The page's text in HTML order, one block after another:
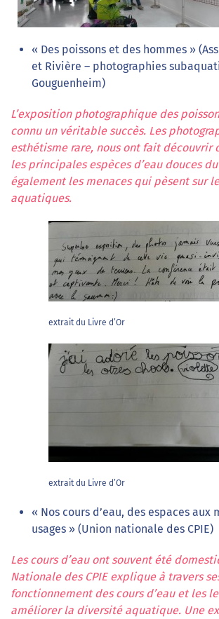
« Des poissons et des hommes »
et Rivière – photographies
Gouguenheim)
L’exposition photographique des
connu un véritable succès. Les
esthétisme rare, nous ont fait découvrir
les principales espèces d’eau douces
également les menaces qui pèsent sur
aquatiques.
extrait du Livre d’Or
extrait du Livre d’Or
« Nos cours d’eau, des espaces aux
usages » (Union nationale des CPIE)
Les cours d’eau ont souvent été
Nationale des CPIE explique à travers
fonctionnement des cours d’eau et les
améliorer la diversité aquatique. Une